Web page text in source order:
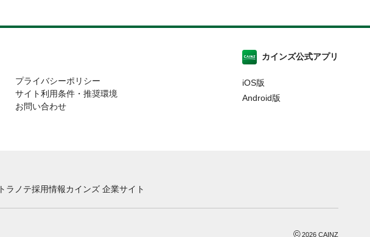
プライバシーポリシー
サイト利用条件・推奨環境
お問い合わせ
カインズ公式アプリ
iOS版
Android版
トラノテ採用情報カインズ 企業サイト
©2026 CAINZ